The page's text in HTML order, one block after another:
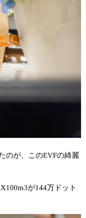
のが、このEVFの綺麗
が144万ドット